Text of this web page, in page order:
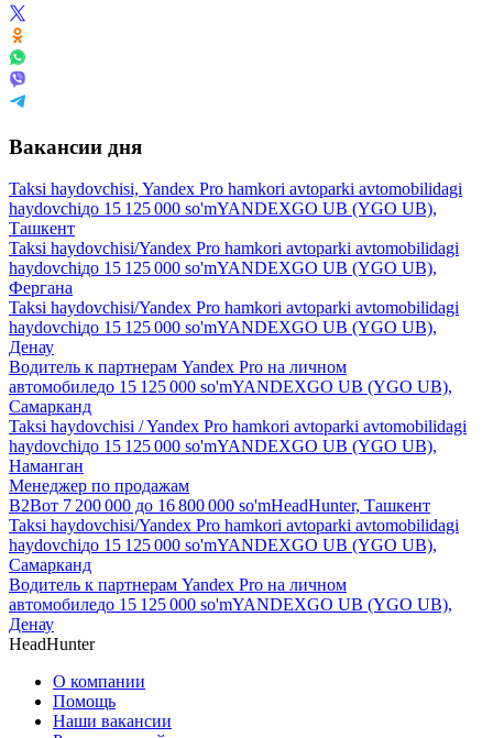
Вакансии дня
Taksi haydovchisi, Yandex Pro hamkori avtoparki avtomobilidagi
haydovchiдо 15 125 000 so'mYANDEXGO UB (YGO UB),
Ташкент
Taksi haydovchisi/Yandex Pro hamkori avtoparki avtomobilidagi
haydovchiдо 15 125 000 so'mYANDEXGO UB (YGO UB),
Фергана
Taksi haydovchisi/Yandex Pro hamkori avtoparki avtomobilidagi
haydovchiдо 15 125 000 so'mYANDEXGO UB (YGO UB),
Денау
Водитель к партнерам Yandex Pro на личном
автомобиледо 15 125 000 so'mYANDEXGO UB (YGO UB),
Самарканд
Taksi haydovchisi / Yandex Pro hamkori avtoparki avtomobilidagi
haydovchiдо 15 125 000 so'mYANDEXGO UB (YGO UB),
Наманган
Менеджер по продажам
B2Bот 7 200 000 до 16 800 000 so'mHeadHunter, Ташкент
Taksi haydovchisi/Yandex Pro hamkori avtoparki avtomobilidagi
haydovchiдо 15 125 000 so'mYANDEXGO UB (YGO UB),
Самарканд
Водитель к партнерам Yandex Pro на личном
автомобиледо 15 125 000 so'mYANDEXGO UB (YGO UB),
Денау
HeadHunter
О компании
Помощь
Наши вакансии